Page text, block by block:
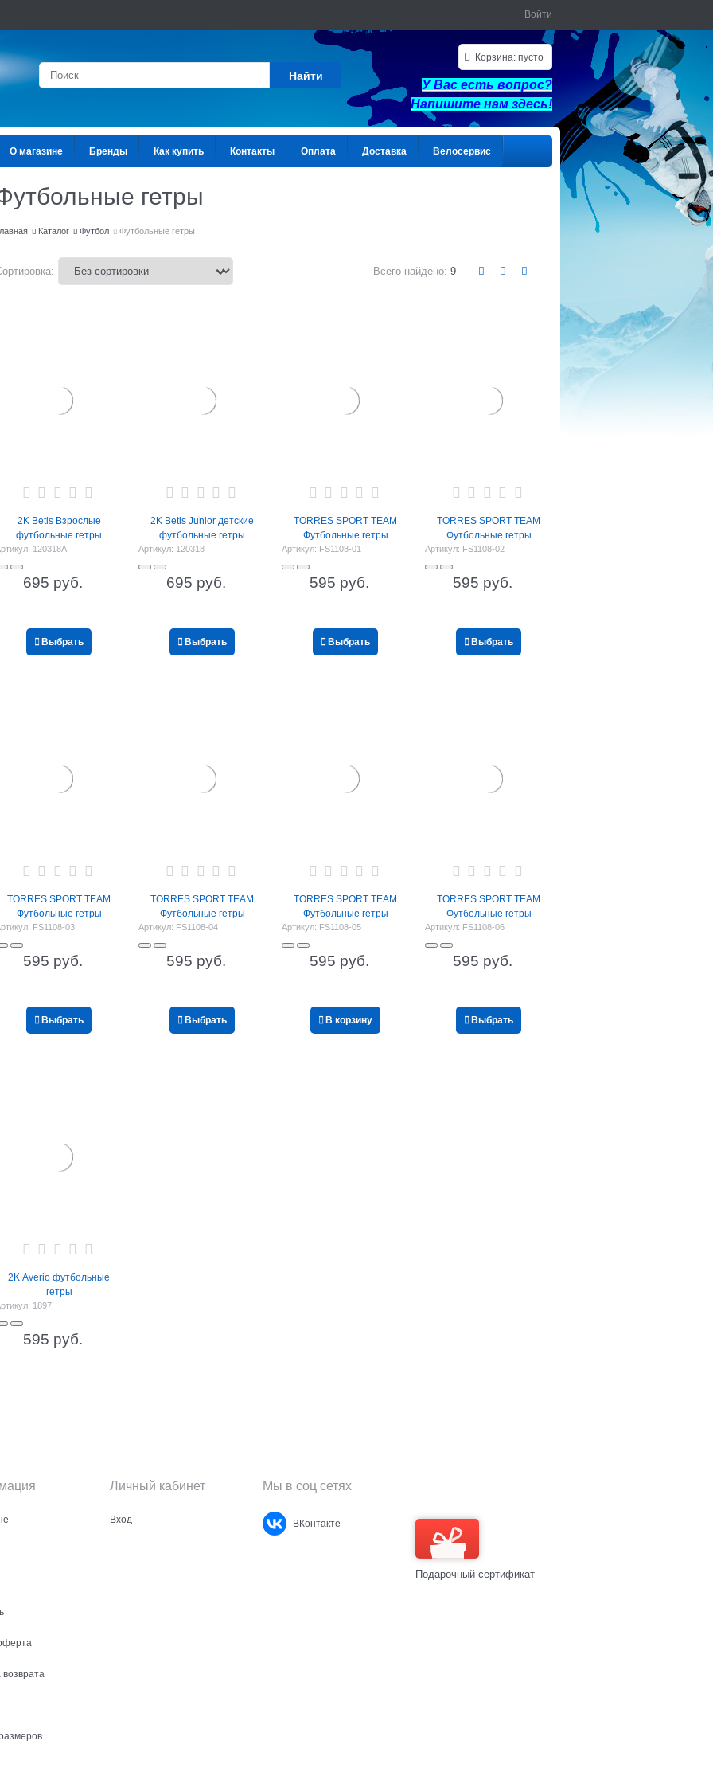
Войти
Найти
Корзина: пусто
У Вас есть вопрос?
Напишите нам здесь!
О магазине Бренды Как купить Контакты Оплата Доставка Велосервис
гетры
Каталог Футбол Футбольные гетры
Всего найдено: 9
2K Betis Взрослые
футбольные гетры
120318A
695 руб.
Выбрать
2K Betis Junior детские
футбольные гетры
Артикул: 120318
695 руб.
Выбрать
TORRES SPORT TEAM
Футбольные гетры
Артикул: FS1108-01
595 руб.
Выбрать
TORRES SPORT TEAM
Футбольные гетры
Артикул: FS1108-02
595 руб.
Выбрать
TORRES SPORT TEAM
Футбольные гетры
FS1108-03
595 руб.
Выбрать
TORRES SPORT TEAM
Футбольные гетры
Артикул: FS1108-04
595 руб.
Выбрать
TORRES SPORT TEAM
Футбольные гетры
Артикул: FS1108-05
595 руб.
В корзину
TORRES SPORT TEAM
Футбольные гетры
Артикул: FS1108-06
595 руб.
Выбрать
2K Averio футбольные
гетры
1897
595 руб.
Личный кабинет
Вход
Мы в соц сетях
ВКонтакте
Подарочный сертификат